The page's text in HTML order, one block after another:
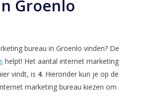
Groenlo
bureau in Groenlo vinden? De
helpt! Het aantal internet marketing
vindt, is 4. Hieronder kun je op de
marketing bureau kiezen om